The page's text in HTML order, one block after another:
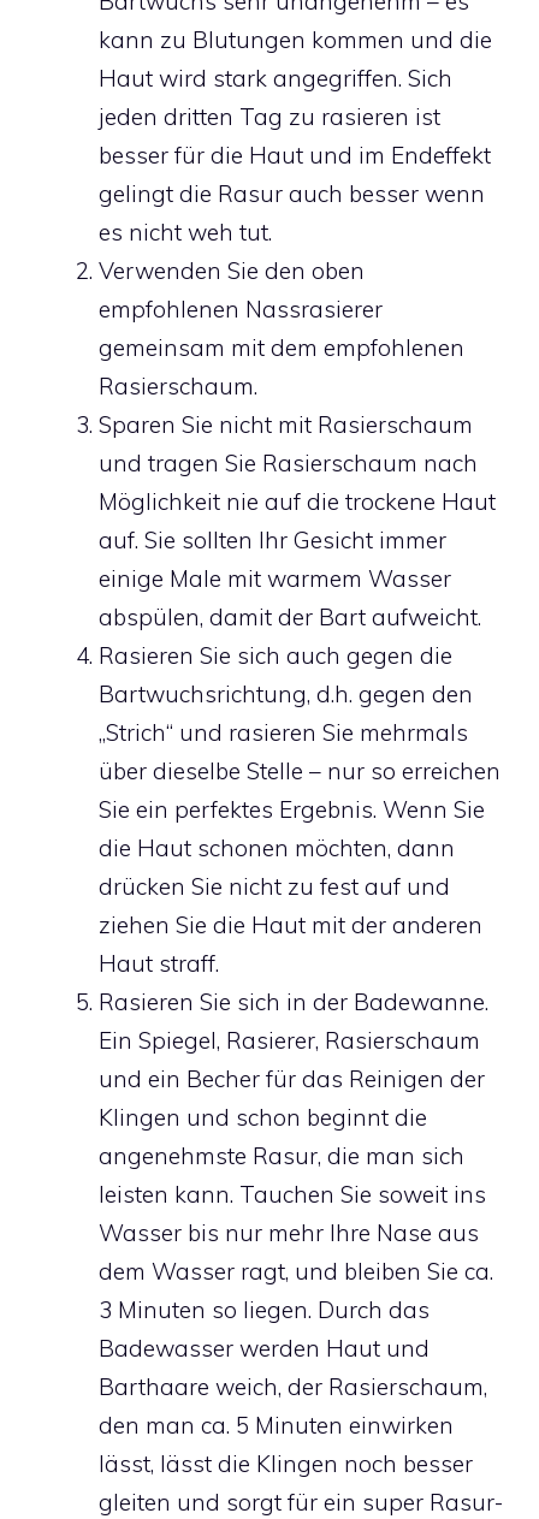
kann zu Blutungen kommen und die
Haut wird stark angegriffen. Sich
jeden dritten Tag zu rasieren ist
besser für die Haut und im Endeffekt
gelingt die Rasur auch besser wenn
es nicht weh tut.
Verwenden Sie den oben
empfohlenen Nassrasierer
gemeinsam mit dem empfohlenen
Rasierschaum.
Sparen Sie nicht mit Rasierschaum
und tragen Sie Rasierschaum nach
Möglichkeit nie auf die trockene Haut
auf. Sie sollten Ihr Gesicht immer
einige Male mit warmem Wasser
abspülen, damit der Bart aufweicht.
Rasieren Sie sich auch gegen die
Bartwuchsrichtung, d.h. gegen den
„Strich“ und rasieren Sie mehrmals
über dieselbe Stelle – nur so erreichen
Sie ein perfektes Ergebnis. Wenn Sie
die Haut schonen möchten, dann
drücken Sie nicht zu fest auf und
ziehen Sie die Haut mit der anderen
Haut straff.
Rasieren Sie sich in der Badewanne.
Ein Spiegel, Rasierer, Rasierschaum
und ein Becher für das Reinigen der
Klingen und schon beginnt die
angenehmste Rasur, die man sich
leisten kann. Tauchen Sie soweit ins
Wasser bis nur mehr Ihre Nase aus
dem Wasser ragt, und bleiben Sie ca.
3 Minuten so liegen. Durch das
Badewasser werden Haut und
Barthaare weich, der Rasierschaum,
den man ca. 5 Minuten einwirken
lässt, lässt die Klingen noch besser
gleiten und sorgt für ein super Rasur-